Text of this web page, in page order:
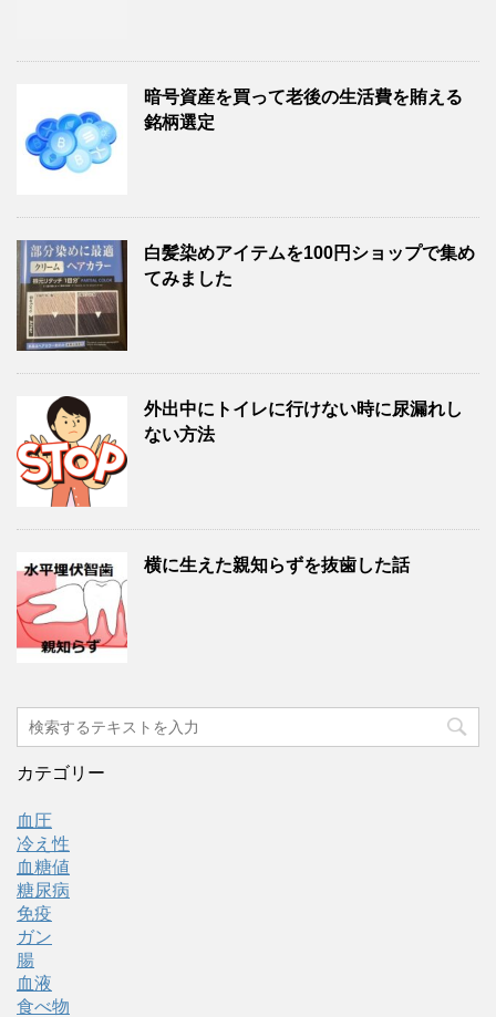
暗号資産を買って老後の生活費を賄える
銘柄選定
白髪染めアイテムを100円ショップで集め
てみました
外出中にトイレに行けない時に尿漏れし
ない方法
横に生えた親知らずを抜歯した話
カテゴリー
血圧
冷え性
血糖値
糖尿病
免疫
ガン
腸
血液
食べ物